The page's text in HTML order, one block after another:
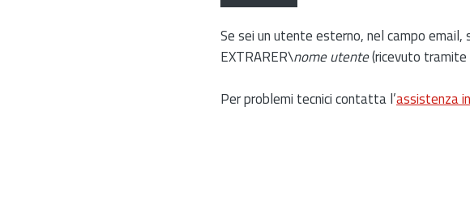
Se sei un utente esterno, nel campo email,
EXTRARER\nome utente(ricevuto tramite
Per problemi tecnici contatta l’assistenza